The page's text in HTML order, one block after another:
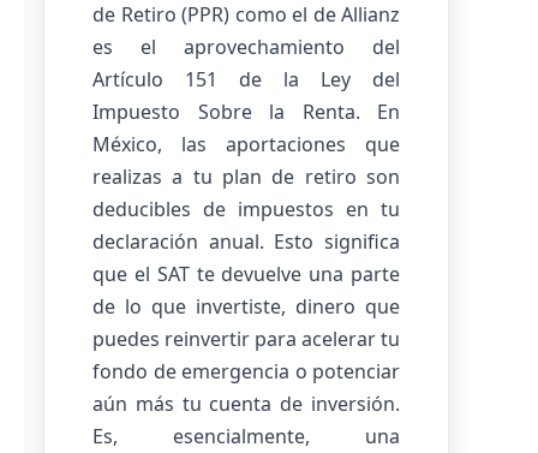
de Retiro (PPR) como el de Allianz
es el aprovechamiento del
Artículo 151 de la Ley del
Impuesto Sobre la Renta. En
México, las aportaciones que
realizas a tu plan de retiro son
deducibles de impuestos en tu
declaración anual. Esto significa
que el SAT te devuelve una parte
de lo que invertiste, dinero que
puedes reinvertir para acelerar tu
fondo de emergencia o potenciar
aún más tu cuenta de inversión.
Es, esencialmente, una